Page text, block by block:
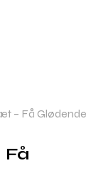
– Få Glødende
Få